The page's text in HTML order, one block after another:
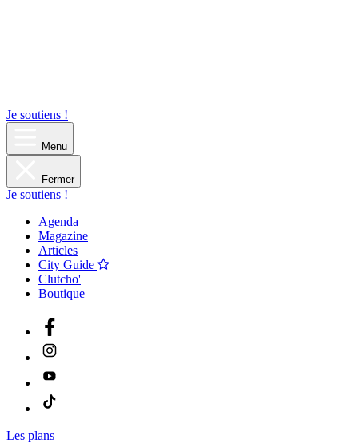
Je soutiens !
Menu
Fermer
Je soutiens !
Agenda
Magazine
Articles
City Guide
Clutcho'
Boutique
Les plans